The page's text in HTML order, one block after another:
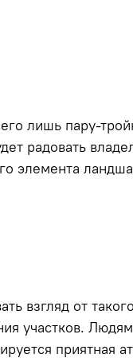
лишь пару-
радовать
элемента
взгляд от
участков.
приятная